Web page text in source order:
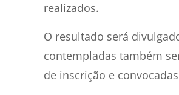
realizados.
O resultado será
contempladas também
de inscrição e